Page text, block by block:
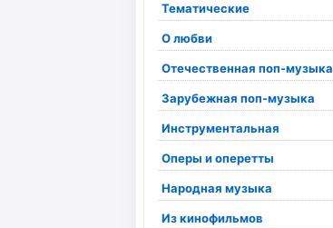
Тематические
О любви
Отечественная поп-музыка
Зарубежная поп-музыка
Инструментальная
Оперы и оперетты
Народная музыка
Из кинофильмов